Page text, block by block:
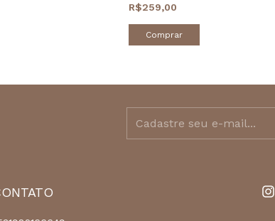
R$259,00
Comprar